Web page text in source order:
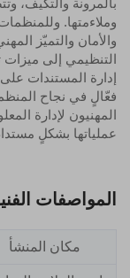
وملاءمتها.
والأمان والتميّز
التنظيمي إلى ميزات
إدارة المستندات
فعّالٍ في نجاح
المهنيون لإدارة
عملياتها بشكلٍ
المواصفات
مكان المنشأ